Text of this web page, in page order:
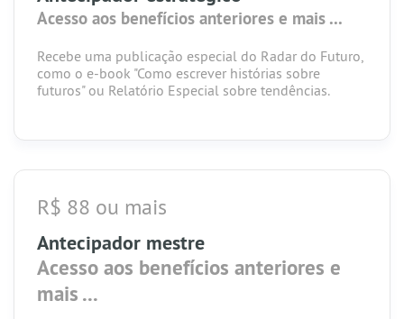
Acesso aos benefícios anteriores e mais ...
Recebe uma publicação especial do Radar do Futuro,
como o e-book "Como escrever histórias sobre
futuros" ou Relatório Especial sobre tendências.
R$ 88 ou mais
Antecipador mestre
Acesso aos benefícios anteriores e
mais ...